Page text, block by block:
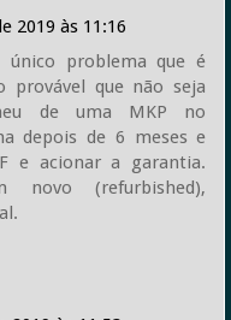
2019 às 11:16
problema que é
provável que não seja
de uma MKP no
depois de 6 meses e
e acionar a garantia.
(refurbished),